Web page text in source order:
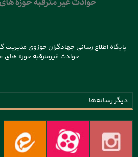
پایگاه اطلاع رسانی جهادگران حوزوی
حوادث غیرمترقبه حوزه های
دیگر رسانه‌ها